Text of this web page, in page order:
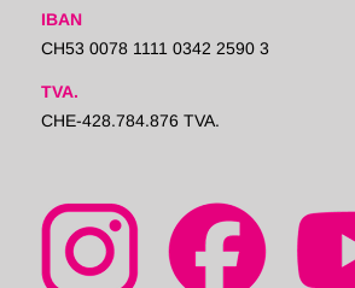
IBAN
CH53 0078 1111 0342 2590 3
TVA.
CHE-428.784.876 TVA.